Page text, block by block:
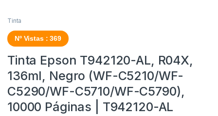
Tinta
Nº Vistas : 369
Tinta Epson T942120-AL, R04X,
136ml, Negro (WF-C5210/WF-
C5290/WF-C5710/WF-C5790),
10000 Páginas | T942120-AL